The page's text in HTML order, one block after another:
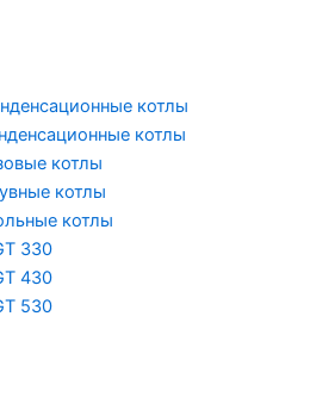
котлы
котлы
котлы
котлы
котлы
330
430
530